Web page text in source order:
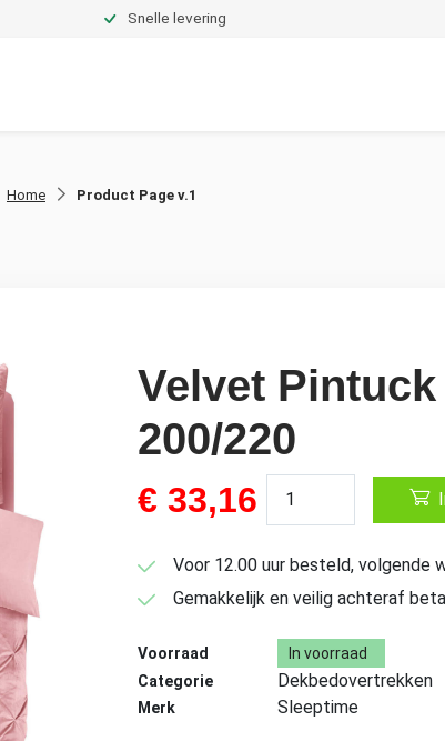
Snelle levering
Home Product Page v.1
Velvet Pintuck
200/220
€ 33,16
Voor 12.00 uur besteld, volgende
Gemakkelijk en veilig achteraf
Voorraad
In voorraad
Categorie
Dekbedovertrekken
Merk Sleeptime